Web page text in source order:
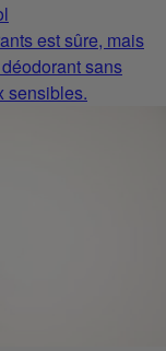
est sûre, mais
sans
sensibles.